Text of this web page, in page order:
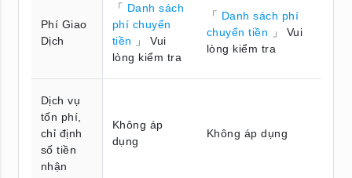
Phí Giao
Dịch
「 Danh sách
phí chuyển
tiền
」 Vui
lòng kiểm tra
「 Danh sách phí
chuyển tiền
」 Vui
lòng kiểm tra
Dịch vụ
tốn phí,
chỉ định
số tiền
nhận
Không áp
dụng
Không áp dụng